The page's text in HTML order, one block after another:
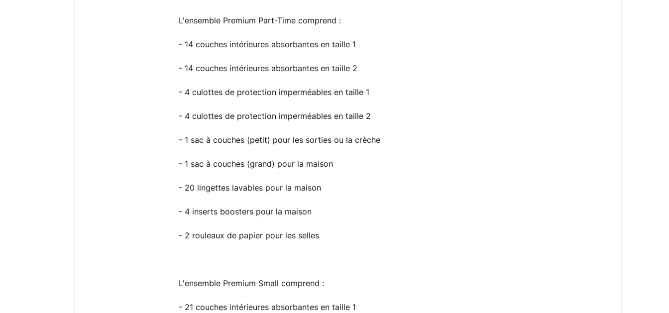
L'ensemble Premium Part-Time comprend :
- 14 couches intérieures absorbantes en taille 1
- 14 couches intérieures absorbantes en taille 2
- 4 culottes de protection imperméables en taille 1
- 4 culottes de protection imperméables en taille 2
- 1 sac à couches (petit) pour les sorties ou la crèche
- 1 sac à couches (grand) pour la maison
- 20 lingettes lavables pour la maison
- 4 inserts boosters pour la maison
- 2 rouleaux de papier pour les selles
L'ensemble Premium Small comprend :
- 21 couches intérieures absorbantes en taille 1